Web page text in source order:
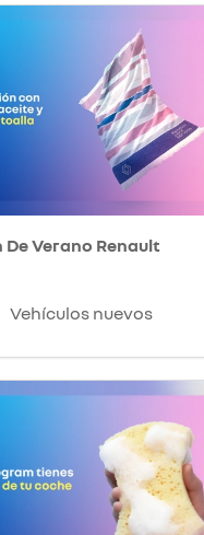
De Verano Renault
Vehículos nuevos